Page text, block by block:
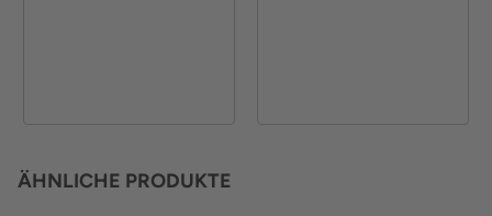
ÄHNLICHE PRODUKTE